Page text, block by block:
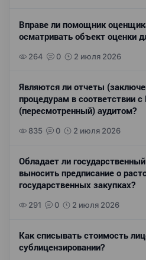
Вправе ли помощник
осматривать объект оценки
264 0 2 июля 2026
Являются ли отчеты
процедурам в соответствии
(пересмотренный) аудитом?
835 0 2 июля 2026
Обладает ли
выносить предписание о
государственных закупках?
291 0 2 июля 2026
Как списывать стоимость
сублицензировании?